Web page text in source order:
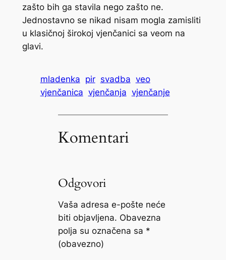
zašto bih ga stavila nego zašto ne.
Jednostavno se nikad nisam mogla zamisliti
u klasičnoj širokoj vjenčanici sa veom na
glavi.
mladenka pir svadba veo
vjenčanica vjenčanja vjenčanje
Komentari
Odgovori
Vaša adresa e-pošte neće
biti objavljena. Obavezna
polja su označena sa *
(obavezno)